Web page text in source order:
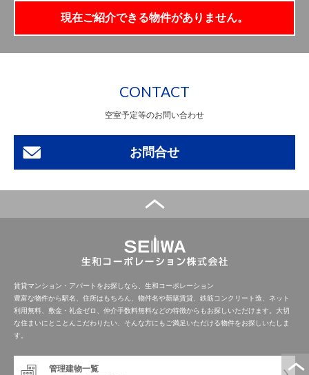
現在ご紹介できる物件がありません。
CONTACT
空室予定等のお問い合わせ
お問合せ
賃貸マンション・アパートをお探しなら、生和コーポレーション
豊富な物件から駅名、住所はもちろん、物件名や新築賃貸、鉄筋コンクリート造、ネット
利用無料、敷金・礼金ゼロ、仲介手数料無料などの特徴からもお探しいただけます。大切
な住まいにとことんこだわりたい、そんな方にもご満足いただける物件をお探しいたしま
す。
管理建物一覧